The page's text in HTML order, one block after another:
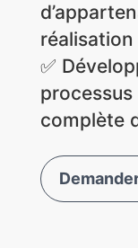
✅
complète